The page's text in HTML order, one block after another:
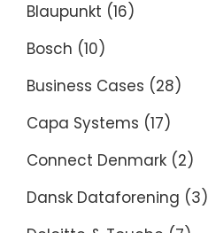
Blaupunkt (16)
Bosch (10)
Business Cases (28)
Capa Systems (17)
Connect Denmark (2)
Dansk Dataforening (3)